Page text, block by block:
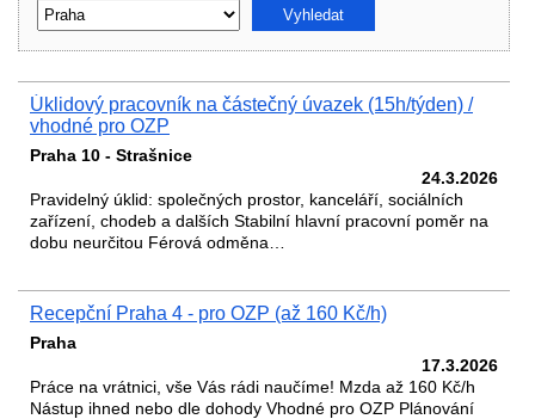
Úklidový pracovník na částečný úvazek (15h/týden) /
vhodné pro OZP
Praha 10 - Strašnice
24.3.2026
Pravidelný úklid: společných prostor, kanceláří, sociálních
zařízení, chodeb a dalších Stabilní hlavní pracovní poměr na
dobu neurčitou Férová odměna…
Recepční Praha 4 - pro OZP (až 160 Kč/h)
Praha
17.3.2026
Práce na vrátnici, vše Vás rádi naučíme! Mzda až 160 Kč/h
Nástup ihned nebo dle dohody Vhodné pro OZP Plánování